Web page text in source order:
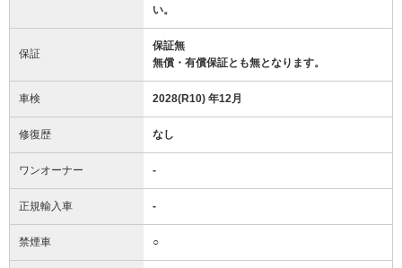
い。
保証
保証無
無償・有償保証とも無となります。
車検 2028(R10) 年12月
修復歴 なし
ワンオーナー -
正規輸入車 -
禁煙車 ○